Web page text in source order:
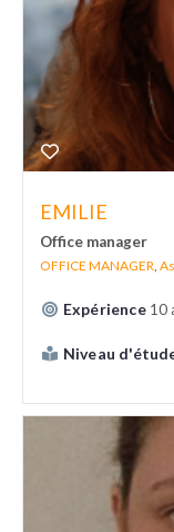
EMILIE
Office manager
OFFICE MANAGER
Expérience 10
Niveau